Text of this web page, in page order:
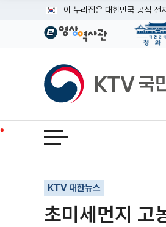
이 누리집은 대한민국 공식 전
공식 누리집 주소 확인하기
이밖에 or.kr 또는 .kr등 다른 도
운영중인 공식 누리집보기
KTV국민방송
전체메뉴 열기
KTV 대한뉴스
초미세먼지 고
기사인쇄
글자확대
글자축소